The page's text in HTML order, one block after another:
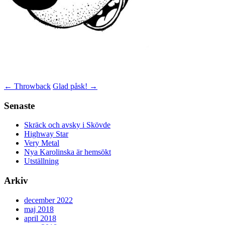
Inläggsnavigering
← Throwback Glad påsk! →
Senaste
Skräck och avsky i Skövde
Highway Star
Very Metal
Nya Karolinska är hemsökt
Utställning
Arkiv
december 2022
maj 2018
april 2018